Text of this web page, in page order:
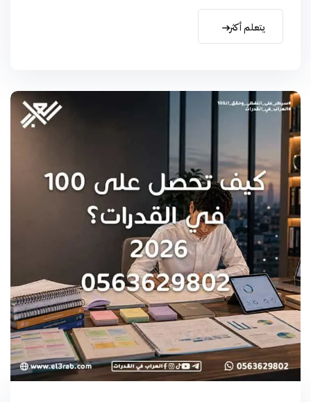
يتعلم أكثر